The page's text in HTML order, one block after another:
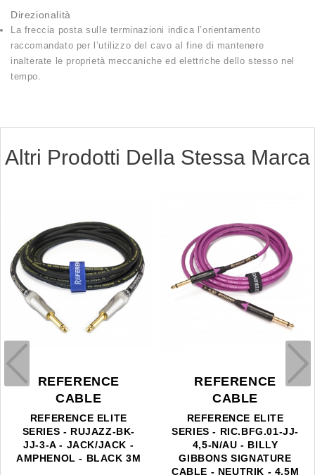
Direzionalità
La freccia posta sulle terminazioni indica l’orientamento
raccomandato per l’utilizzo del cavo al fine di mantenere
inalterate le proprietà meccaniche ed elettriche dello stesso nel
tempo.
Altri Prodotti Della Stessa Marca
REFERENCE
CABLE
REFERENCE ELITE
SERIES - RUJAZZ-BK-
JJ-3-A - JACK/JACK -
AMPHENOL - BLACK 3M
REFERENCE
CABLE
REFERENCE ELITE
SERIES - RIC.BFG.01-JJ-
4,5-N/AU - BILLY
GIBBONS SIGNATURE
CABLE - NEUTRIK - 4,5M